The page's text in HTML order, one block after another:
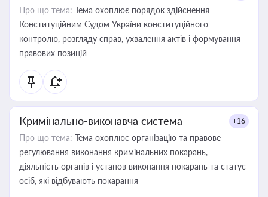
Про що тема: Тема охоплює порядок здійснення
Конституційним Судом України конституційного
контролю, розгляду справ, ухвалення актів і формування
правових позицій
Кримінально-виконавча система +16
Про що тема: Тема охоплює організацію та правове
регулювання виконання кримінальних покарань,
діяльність органів і установ виконання покарань та статус
осіб, які відбувають покарання